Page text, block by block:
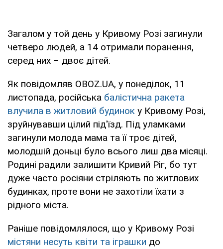
Загалом у той день у Кривому Розі загинули
четверо людей, а 14 отримали поранення,
серед них – двоє дітей.
Як повідомляв OBOZ.UA, у понеділок, 11
листопада, російська балістична ракета
влучила в житловий будинок у Кривому Розі,
зруйнувавши цілий під'їзд. Під уламками
загинули молода мама та її троє дітей,
молодшій доньці було всього лиш два місяці.
Родині радили залишити Кривий Ріг, бо тут
дуже часто росіяни стріляють по житлових
будинках, проте вони не захотіли їхати з
рідного міста.
Раніше повідомлялося, що у Кривому Розі
містяни несуть квіти та іграшки до